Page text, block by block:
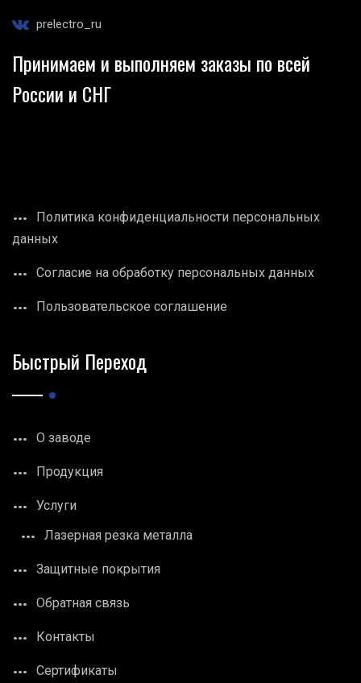
prelectro_ru
Принимаем и выполняем заказы по всей
России и СНГ
Политика конфиденциальности персональных
данных
Согласие на обработку персональных данных
Пользовательское соглашение
Быстрый Переход
О заводе
Продукция
Услуги
Лазерная резка металла
Защитные покрытия
Обратная связь
Контакты
Сертификаты